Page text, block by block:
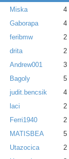
Miska
4
Gaborapa
4
feribmw
2
drita
2
Andrew001
3
Bagoly
5
judit.bencsik
4
laci
2
Ferri1940
2
MATISBEA
5
Utazocica
2